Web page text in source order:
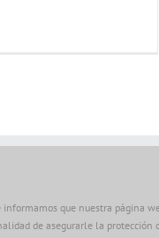
informamos que nuestra página
de asegurarle la protección